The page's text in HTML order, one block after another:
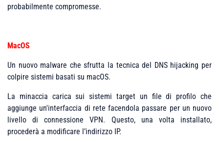
probabilmente compromesse.
MacOS
Un nuovo malware che sfrutta la tecnica del DNS hijacking per
colpire sistemi basati su macOS.
La minaccia carica sui sistemi target un file di profilo che
aggiunge un'interfaccia di rete facendola passare per un nuovo
livello di connessione VPN. Questo, una volta installato,
procederà a modificare l’indirizzo IP.